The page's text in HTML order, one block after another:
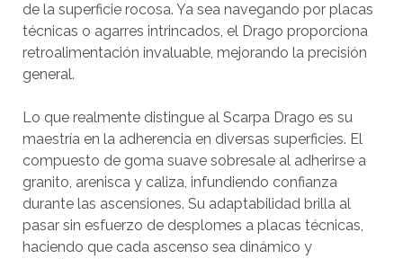
de la superficie rocosa. Ya sea navegando por placas
técnicas o agarres intrincados, el Drago proporciona
retroalimentación invaluable, mejorando la precisión
general.
Lo que realmente distingue al Scarpa Drago es su
maestría en la adherencia en diversas superficies. El
compuesto de goma suave sobresale al adherirse a
granito, arenisca y caliza, infundiendo confianza
durante las ascensiones. Su adaptabilidad brilla al
pasar sin esfuerzo de desplomes a placas técnicas,
haciendo que cada ascenso sea dinámico y